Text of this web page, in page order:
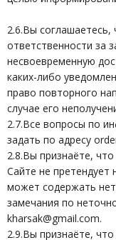
2.6.Вы соглашаетесь,
ответственности за
несвоевременную
каких-либо
право повторного
случае его
2.7.Все вопросы по
задать по адресу
2.8.Вы признаёте,
Сайте не
может содержать
замечания по
kharsak@gmail.com.
2.9.Вы признаёте,